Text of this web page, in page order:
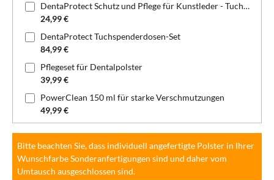
DentaProtect Schutz und Pflege für Kunstleder - Tuchspenderdose
24,99 €
DentaProtect Tuchspenderdosen-Set
84,99 €
Pflegeset für Dentalpolster
39,99 €
PowerClean 150 ml für starke Verschmutzungen
49,99 €
Bitte beachten Sie, dass individuell angefertigte Polster in Ihrer
Wunschfarbe Sonderanfertigungen sind und daher vom
Umtausch ausgeschlossen sind.